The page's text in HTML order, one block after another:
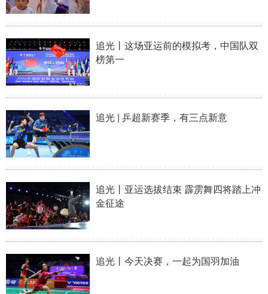
新疆 内蒙古 黑龙江
多语种频道
English Español Français عربى
Русский язык
Deutsch Português
追光丨这场亚运前的模拟考，中国队双
榜第一
追光 | 乒超新赛季，有三点新意
追光丨亚运选拔结束 霹雳舞四将踏上冲
金征途
追光丨今天决赛，一起为国羽加油